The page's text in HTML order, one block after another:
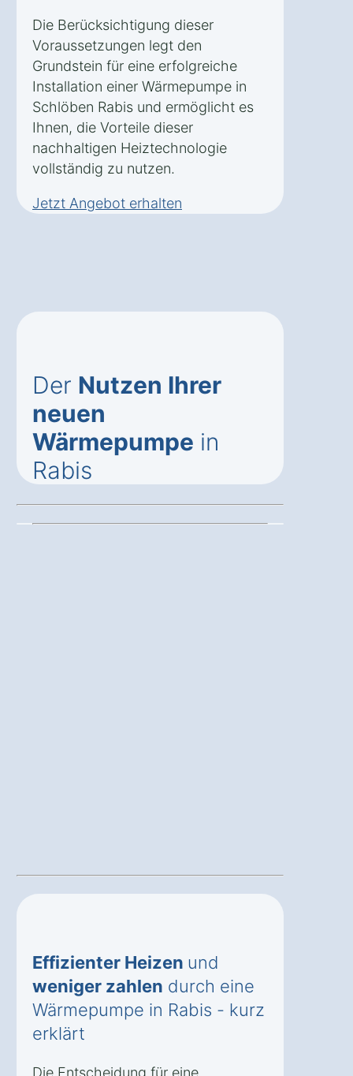
Die Berücksichtigung dieser
Voraussetzungen legt den
Grundstein für eine erfolgreiche
Installation einer Wärmepumpe in
Schlöben Rabis und ermöglicht es
Ihnen, die Vorteile dieser
nachhaltigen Heiztechnologie
vollständig zu nutzen.
Jetzt Angebot erhalten
Der Nutzen Ihrer
neuen
Wärmepumpe in
Rabis
Effizienter Heizen und
weniger zahlen durch eine
Wärmepumpe in Rabis - kurz
erklärt
Die Entscheidung für eine